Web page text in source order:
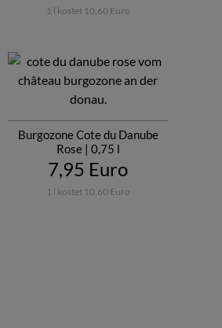
1 l kostet 10,60 Euro
Burgozone Cote du Danube
Rose | 0,75 l
7,95 Euro
1 l kostet 10,60 Euro